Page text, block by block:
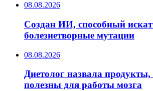
08.08.2026
Создан ИИ, способный
болезнетворные мутации
08.08.2026
Диетолог назвала
полезны для работы мозга